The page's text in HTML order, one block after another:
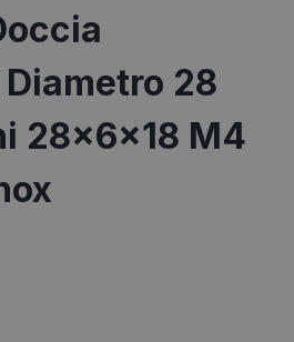
28
28x6x18 M4